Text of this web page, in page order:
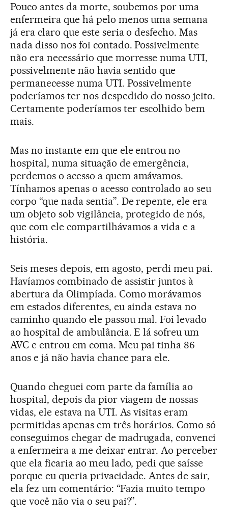
Pouco antes da morte, soubemos por uma
enfermeira que há pelo menos uma semana
já era claro que este seria o desfecho. Mas
nada disso nos foi contado. Possivelmente
não era necessário que morresse numa UTI,
possivelmente não havia sentido que
permanecesse numa UTI. Possivelmente
poderíamos ter nos despedido do nosso jeito.
Certamente poderíamos ter escolhido bem
mais.
Mas no instante em que ele entrou no
hospital, numa situação de emergência,
perdemos o acesso a quem amávamos.
Tínhamos apenas o acesso controlado ao seu
corpo “que nada sentia”. De repente, ele era
um objeto sob vigilância, protegido de nós,
que com ele compartilhávamos a vida e a
história.
Seis meses depois, em agosto, perdi meu pai.
Havíamos combinado de assistir juntos à
abertura da Olimpíada. Como morávamos
em estados diferentes, eu ainda estava no
caminho quando ele passou mal. Foi levado
ao hospital de ambulância. E lá sofreu um
AVC e entrou em coma. Meu pai tinha 86
anos e já não havia chance para ele.
Quando cheguei com parte da família ao
hospital, depois da pior viagem de nossas
vidas, ele estava na UTI. As visitas eram
permitidas apenas em três horários. Como só
conseguimos chegar de madrugada, convenci
a enfermeira a me deixar entrar. Ao perceber
que ela ficaria ao meu lado, pedi que saísse
porque eu queria privacidade. Antes de sair,
ela fez um comentário: “Fazia muito tempo
que você não via o seu pai?”.